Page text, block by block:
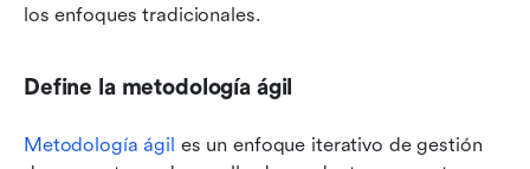
los enfoques tradicionales.
Define la metodología ágil
Metodología ágil es un enfoque iterativo de gestión